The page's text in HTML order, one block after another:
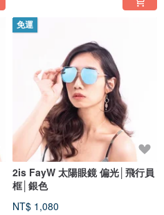
免運
2is FayW 太陽眼鏡 偏光│飛行員
框│銀色
NT$ 1,080